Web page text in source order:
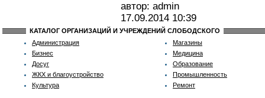
автор: admin
17.09.2014 10:39
КАТАЛОГ ОРГАНИЗАЦИЙ И УЧРЕЖДЕНИЙ СЛОБОДСКОГО
Администрация
Бизнес
Досуг
ЖКХ и благоустройство
Культура
Магазины
Медицина
Образование
Промышленность
Ремонт